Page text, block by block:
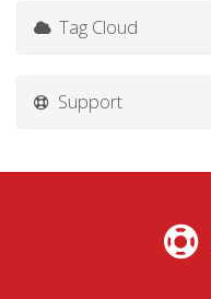
Tag Cloud
Support